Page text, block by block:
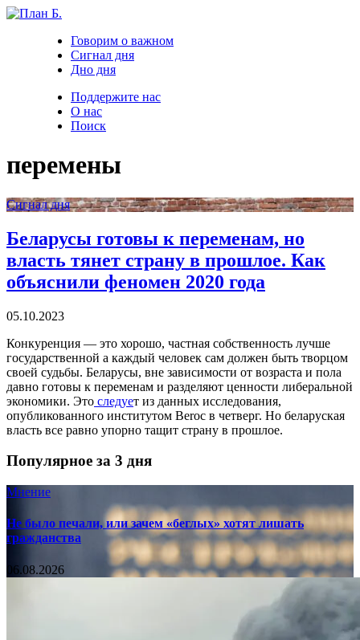
Говорим о важном
Сигнал дня
Дно дня
Поддержите нас
О нас
Поиск
перемены
Сигнал дня
Беларусы готовы к переменам, но
власть тянет страну в прошлое. Как
объяснили феномен 2020 года
05.10.2023
Конкуренция — это хорошо, частная собственность лучше
государственной а каждый человек сам должен быть творцом
своей судьбы. Беларусы, вне зависимости от возраста и пола
давно готовы к переменам и разделяют ценности либеральной
экономики. Это следует из данных исследования,
опубликованного институтом Beroc в четверг. Но беларуская
власть все равно упорно тащит страну в прошлое.
Популярное за 3 дня
Мнение
Не было печали, или зачем «беглых» хотят лишать
гражданства
06.08.2026